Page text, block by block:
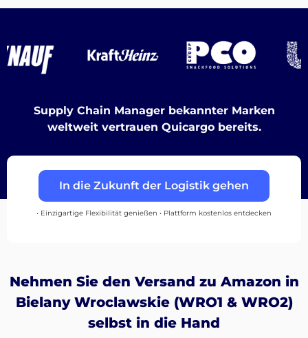
Entdecken
Einloggen
Registrieren
Supply Chain Manager bekannter Marken
weltweit vertrauen Quicargo bereits.
In die Zukunft der Logistik gehen
• Einzigartige Flexibilität genießen • Plattform kostenlos entdecken
Nehmen Sie den Versand zu Amazon in
Bielany Wroclawskie (WRO1 & WRO2)
selbst in die Hand